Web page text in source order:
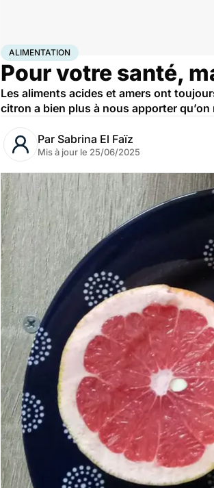
AccueilBien-êtreNutrition
ALIMENTATION
Pour votre santé,
Les aliments acides et amers ont
citron a bien plus à nous apporter
Par Sabrina El Faïz
Mis à jour le 25/06/2025